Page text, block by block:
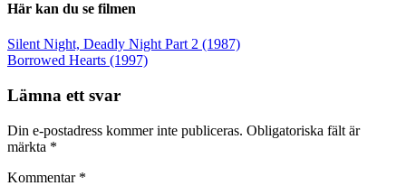
Här kan du se filmen
Inläggsnavigering
Silent Night, Deadly Night Part 2 (1987)
Borrowed Hearts (1997)
Lämna ett svar
Din e-postadress kommer inte publiceras. Obligatoriska fält är
märkta *
Kommentar *